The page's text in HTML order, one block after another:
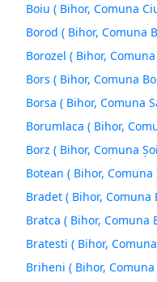
Boiu ( Bihor, Comuna
Borod ( Bihor, Comuna
Borozel ( Bihor,
Bors ( Bihor, Comuna
Borsa ( Bihor, Comuna
Borumlaca ( Bihor,
Borz ( Bihor, Comuna
Botean ( Bihor,
Bradet ( Bihor, Comuna
Bratca ( Bihor, Comuna
Bratesti ( Bihor,
Briheni ( Bihor,